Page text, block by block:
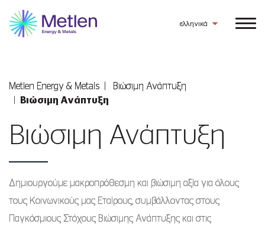
ελληνικά
Metlen Εnergy & Metals
Βιώσιμη Ανάπτυξη
Βιώσιμη Ανάπτυξη
Βιώσιμη Ανάπτυξη
Δημιουργούμε μακροπρόθεσμη και βιώσιμη αξία για όλους
τους Κοινωνικούς μας Εταίρους, συμβάλλοντας στους
Παγκόσμιους Στόχους Βιώσιμης Ανάπτυξης και στις